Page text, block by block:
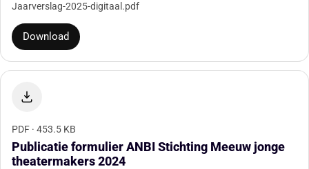
Jaarverslag-2025-digitaal.pdf
Download
PDF · 453.5 KB
Publicatie formulier ANBI Stichting Meeuw jonge
theatermakers 2024